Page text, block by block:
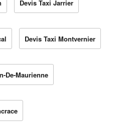
Devis Taxi Jarrier
Devis Taxi Montvernier
De-Maurienne